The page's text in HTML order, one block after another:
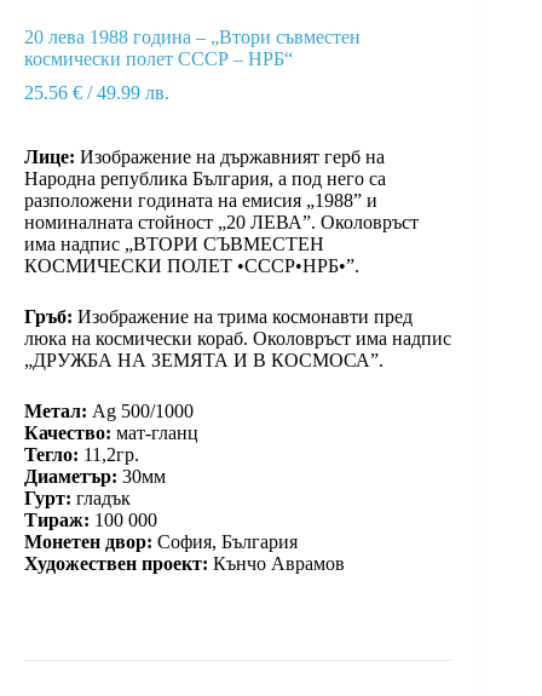
20 лева 1988 година – „Втори съвместен
космически полет СССР – НРБ“
25.56 € / 49.99 лв.
Лице: Изображение на държавният герб на
Народна република България, а под него са
разположени годината на емисия „1988” и
номиналната стойност „20 ЛЕВА”. Околовръст
има надпис „ВТОРИ СЪВМЕСТЕН
КОСМИЧЕСКИ ПОЛЕТ •СССР•НРБ•”.
Гръб: Изображение на трима космонавти пред
люка на космически кораб. Околовръст има надпис
„ДРУЖБА НА ЗЕМЯТА И В КОСМОСА”.
Метал: Ag 500/1000
Качество: мат-гланц
Тегло: 11,2гр.
Диаметър: 30мм
Гурт: гладък
Тираж: 100 000
Монетен двор: София, България
Художествен проект: Кънчо Аврамов